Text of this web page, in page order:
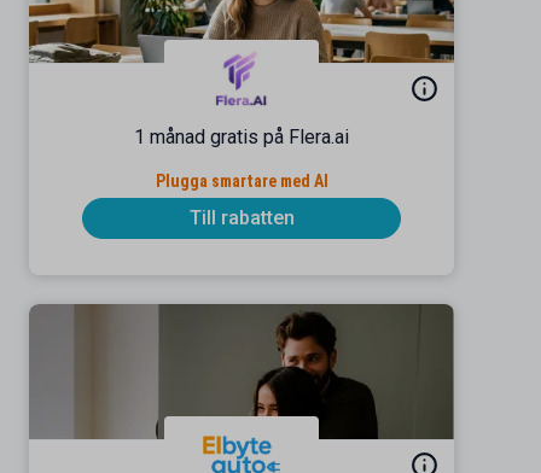
1 månad gratis på Flera.ai
Plugga smartare med AI
Till rabatten